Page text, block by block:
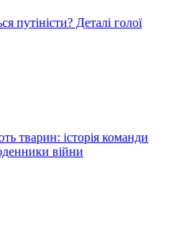
путіністи? Деталі голої
тварин: історія команди
війни